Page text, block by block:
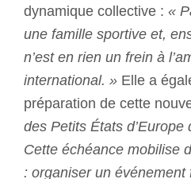
dynamique collective : «
une famille sportive et,
n’est en rien un frein à
international. » Elle a
préparation de cette
des Petits États d’Europe
Cette échéance mobilise
: organiser un événement